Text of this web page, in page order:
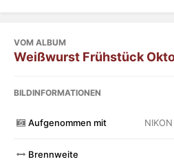
VOM ALBUM
Weißwurst Frühstück
BILDINFORMATIONEN
Aufgenommen mit
Brennweite